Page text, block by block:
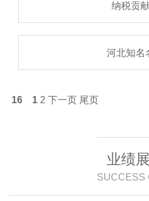
纳税贡
河北知名
16 1 2 下一页 尾页
业绩
SUCCESS